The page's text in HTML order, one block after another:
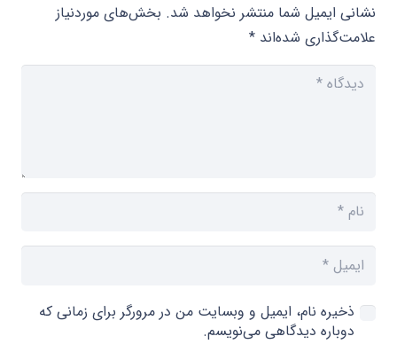
نشانی ایمیل شما منتشر نخواهد شد. بخش‌های موردنیاز
علامت‌گذاری شده‌اند *
ذخیره نام، ایمیل و وبسایت من در مرورگر برای زمانی که
دوباره دیدگاهی می‌نویسم.